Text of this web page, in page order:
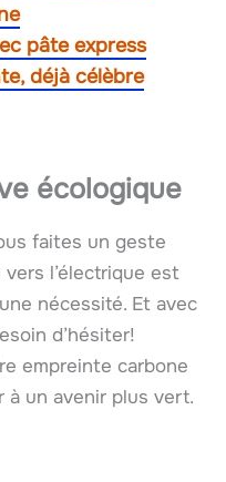
pâte express
déjà célèbre
écologique
faites un geste
l’électrique est
nécessité. Et avec
d’hésiter!
empreinte carbone
à un avenir plus vert.